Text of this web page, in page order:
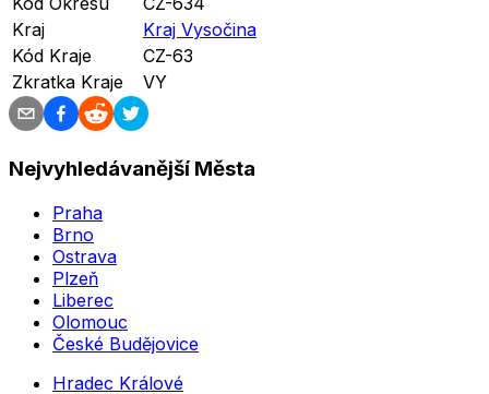
Kraj
Kraj Vysočina
Kód Kraje
CZ-63
Zkratka Kraje
VY
Nejvyhledávanější Města
Praha
Brno
Ostrava
Plzeň
Liberec
Olomouc
České Budějovice
Hradec Králové